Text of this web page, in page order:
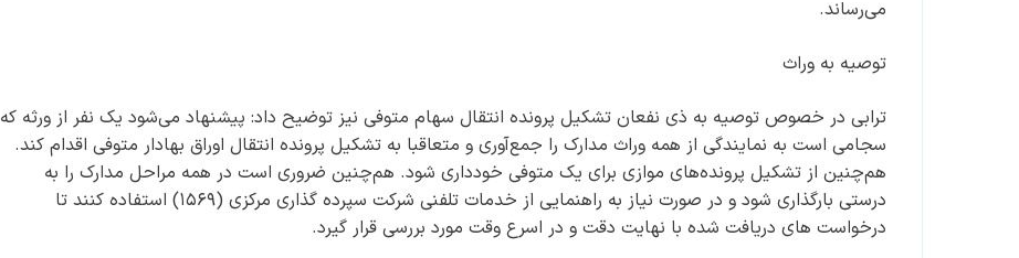
می‌رساند.
توصیه به وراث
ترابی در خصوص توصیه به ذی نفعان تشکیل پرونده انتقال سهام متوفی نیز توضیح داد: پیشنهاد می‌شود یک نفر از ورثه که
سجامی است به نمایندگی از همه وراث مدارک را جمع‌آوری و متعاقبا به تشکیل پرونده انتقال اوراق بهادار متوفی اقدام کند.
هم‌چنین از تشکیل پرونده‌های موازی برای یک متوفی خودداری شود. هم‌چنین ضروری است در همه مراحل مدارک را به
درستی بارگذاری شود و در صورت نیاز به راهنمایی از خدمات تلفنی شرکت سپرده گذاری مرکزی (۱۵۶۹) استفاده کنند تا
درخواست های دریافت شده با نهایت دقت و در اسرع وقت مورد بررسی قرار گیرد.